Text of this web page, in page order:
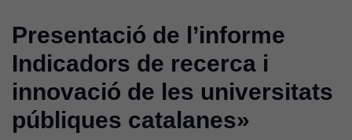
Presentació de l’informe
Indicadors de recerca i
innovació de les universitats
públiques catalanes»